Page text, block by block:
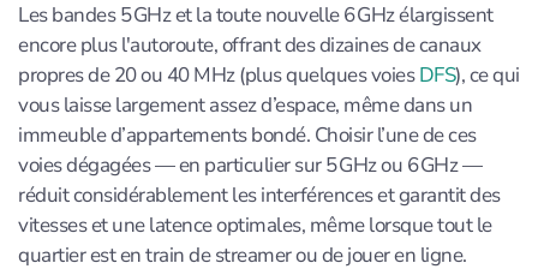
Les bandes 5 GHz et la toute nouvelle 6 GHz élargissent
encore plus l'autoroute, offrant des dizaines de canaux
propres de 20 ou 40 MHz (plus quelques voiesDFS), ce qui
vous laisse largement assez d’espace, même dans un
immeuble d’appartements bondé. Choisir l’une de ces
voies dégagées — en particulier sur 5 GHz ou 6 GHz —
réduit considérablement les interférences et garantit des
vitesses et une latence optimales, même lorsque tout le
quartier est en train de streamer ou de jouer en ligne.